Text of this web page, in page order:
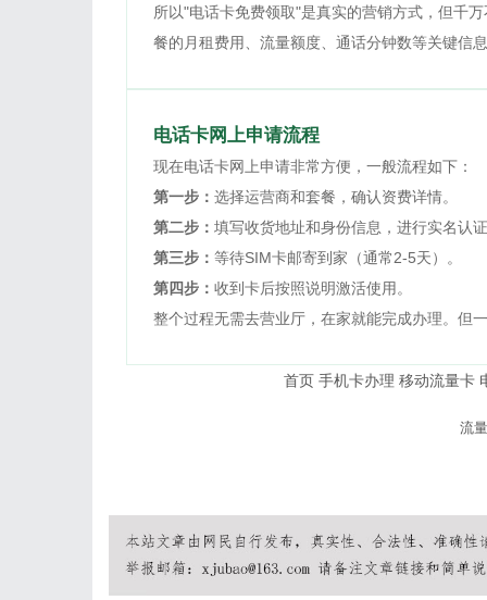
所以"电话卡免费领取"是真实的营销方式，但千
餐的月租费用、流量额度、通话分钟数等关键信
电话卡网上申请流程
现在电话卡网上申请非常方便，一般流程如下：
第一步： 选择运营商和套餐，确认资费详情。
第二步： 填写收货地址和身份信息，进行实名认
第三步： 等待SIM卡邮寄到家（通常2-5天）。
第四步： 收到卡后按照说明激活使用。
整个过程无需去营业厅，在家就能完成办理。但
首页 手机卡办理 移动流量卡
流